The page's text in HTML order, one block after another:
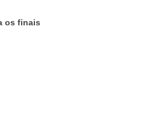
os finais